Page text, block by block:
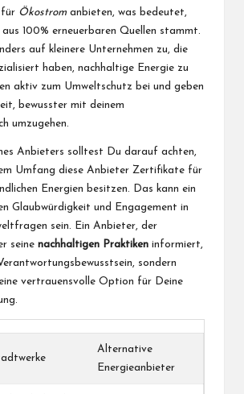
für Ökostromanbieten, was bedeutet,
100% erneuerbaren Quellen stammt.
auf kleinere Unternehmen zu, die
haben, nachhaltige Energie zu
aktiv zum Umweltschutz bei und geben
bewusster mit deinem
umzugehen.
Anbieters solltest Du darauf achten,
Umfang diese Anbieter Zertifikate für
Energien besitzen. Das kann ein
Glaubwürdigkeit und Engagement in
sein. Ein Anbieter, der
seine nachhaltigen Praktiken informiert,
sondern
vertrauensvolle Option für Deine
Alternative
Energieanbieter